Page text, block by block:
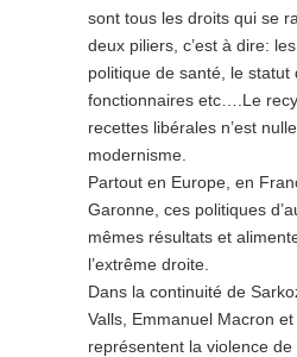
sont tous les droits qui se
deux piliers, c’est à dire:
politique de santé, le statut
fonctionnaires etc….Le
recettes libérales n’est
modernisme.
Partout en Europe, en
Garonne, ces politiques
mêmes résultats et
l’extrême droite.
Dans la continuité de
Valls, Emmanuel Macron
représentent la violence de